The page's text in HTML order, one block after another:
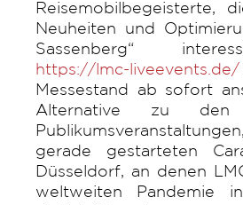
Reisemobilbegeisterte,
Neuheiten und
Sassenberg“
https://lmc-liveevents.de/
Messestand ab sofort
Alternative zu den
gerade gestarteten
Düsseldorf, an denen
weltweiten Pandemie